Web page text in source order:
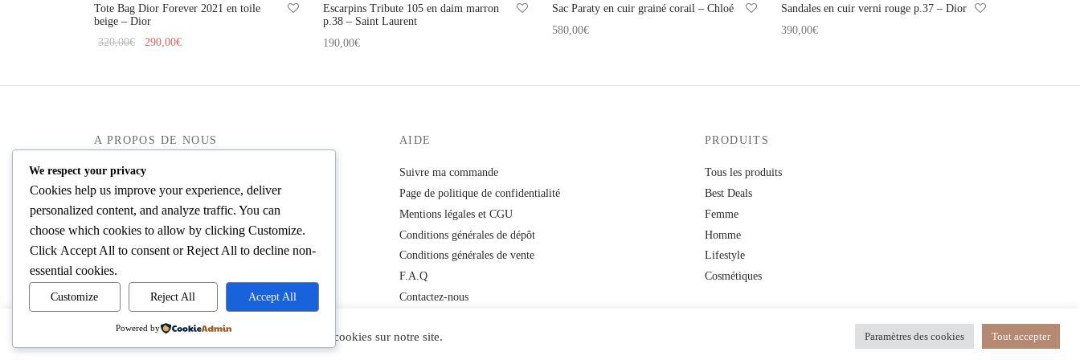
Tote Bag Dior Forever 2021 en toile
beige – Dior
320,00€
Le prix
290,00€
Escarpins Tribute 105 en daim marron
p.38 – Saint Laurent
190,00€
Sac Paraty en cuir grainé corail – Chloé
580,00€
Sandales en cuir verni rouge p.37 – Dior
390,00€
A PROPOS DE NOUS
Mieux nous connaître
Blog
Dépôts-ventes de luxe
AIDE
Suivre ma commande
Page de politique de confidentialité
Mentions légales et CGU
Conditions générales de dépôt
Conditions générales de vente
F.A.Q
Contactez-nous
PRODUITS
Tous les produits
Best Deals
Femme
Homme
Lifestyle
Cosmétiques
En cliquant sur « Accepter », vous consentez à l’utilisation de cookies sur notre site. Paramètres des cookies Tout accepter
We respect your privacy
Cookies help us improve your experience, deliver
personalized content, and analyze traffic. You can
choose which cookies to allow by clicking Customize.
Click Accept All to consent orReject All to decline non-
essential cookies.
Customize Reject All Accept All
Powered by